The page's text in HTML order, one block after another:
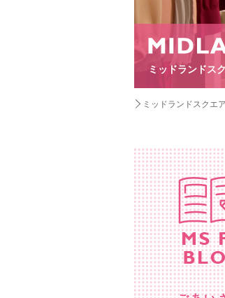
ミッドランドス
ミッドランドスクエ